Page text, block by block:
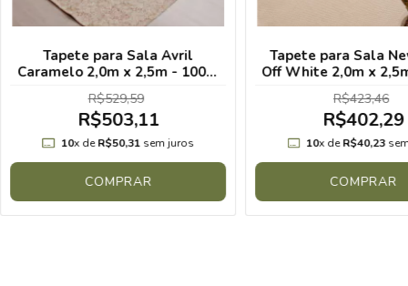
Tapete para Sala Avril
Caramelo 2,0m x 2,5m - 100%
Algodão Lavável a Máquina
R$529,59
R$503,11
10x deR$50,31sem juros
COMPRAR
Tapete para Sala
Off White 2,0m x
Algodão Lavável a
R$423,46
R$402,29
10x deR$40,23
COMPRAR